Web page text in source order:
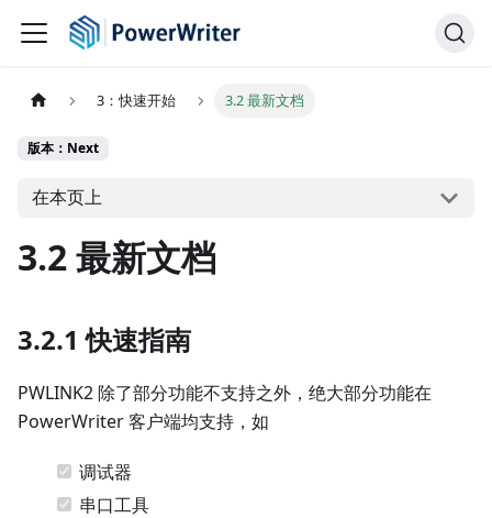
3：快速开始 3.2 最新文档
版本：Next
在本页上
3.2 最新文档
3.2.1 快速指南
PWLINK2 除了部分功能不支持之外，绝大部分功能在
PowerWriter 客户端均支持，如
调试器
串口工具